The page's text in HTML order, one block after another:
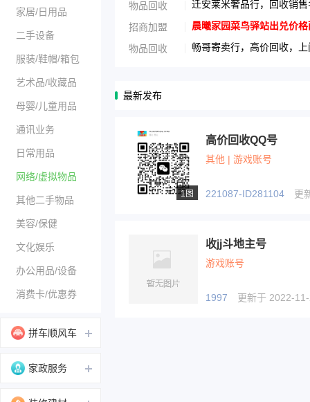
家居/日用品
二手设备
服装/鞋帽/箱包
艺术品/收藏品
母婴/儿童用品
通讯业务
日常用品
网络/虚拟物品
其他二手物品
美容/保健
文化娱乐
办公用品/设备
消费卡/优惠券
拼车顺风车
家政服务
物品回收 迁安莱米奢品行，回收销
招商加盟 晨曦家园菜鸟驿站出兑价
物品回收 畅哥寄卖行，高价回收，
最新发布
1图
高价回收QQ号
其他 | 游戏账号
221087-ID281104 更
收jj斗地主号
游戏账号
1997 更新于 2022-